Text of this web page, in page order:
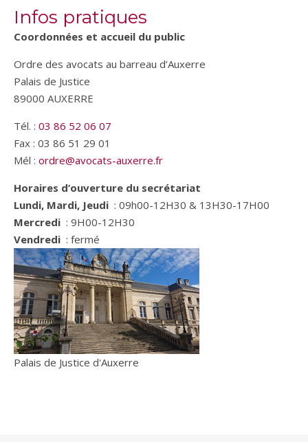
Infos pratiques
Coordonnées et accueil du public
Ordre des avocats au barreau d’Auxerre
Palais de Justice
89000 AUXERRE
Tél. : 03 86 52 06 07
Fax : 03 86 51 29 01
Mél : ordre@avocats-auxerre.fr
Horaires d’ouverture du secrétariat
Lundi, Mardi, Jeudi : 09h00-12H30 & 13H30-17H00
Mercredi : 9H00-12H30
Vendredi : fermé
Palais de Justice d'Auxerre